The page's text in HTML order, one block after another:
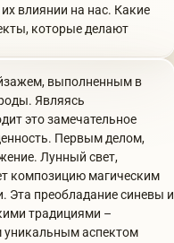
влиянии на нас. Какие
которые делают
выполненным в
Являясь
это замечательное
Первым делом,
Лунный свет,
композицию магическим
Эта преобладание синевы и
традициями –
уникальным аспектом